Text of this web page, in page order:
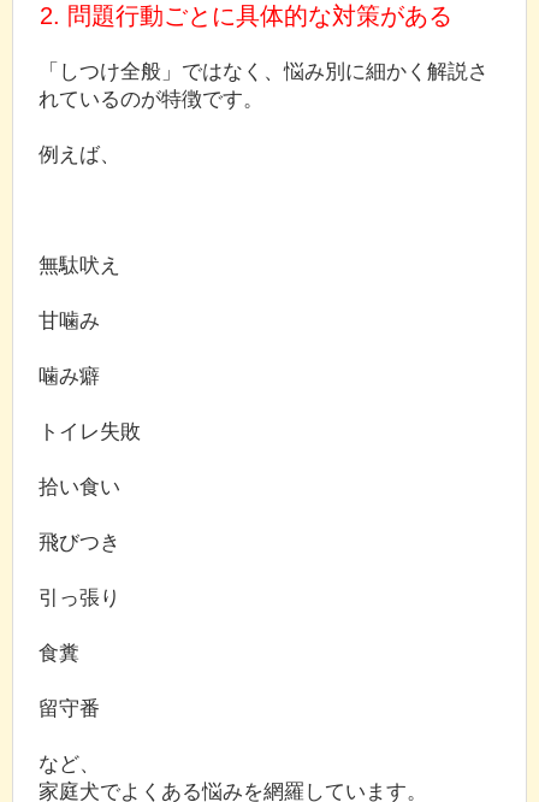
2. 問題行動ごとに具体的な対策がある
「しつけ全般」ではなく、悩み別に細かく解説さ
れているのが特徴です。
例えば、
無駄吠え
甘噛み
噛み癖
トイレ失敗
拾い食い
飛びつき
引っ張り
食糞
留守番
など、
家庭犬でよくある悩みを網羅しています。